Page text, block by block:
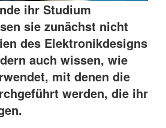
ihr Studium
sie zunächst nicht
des Elektronikdesigns
auch wissen, wie
mit denen die
werden, die ihr